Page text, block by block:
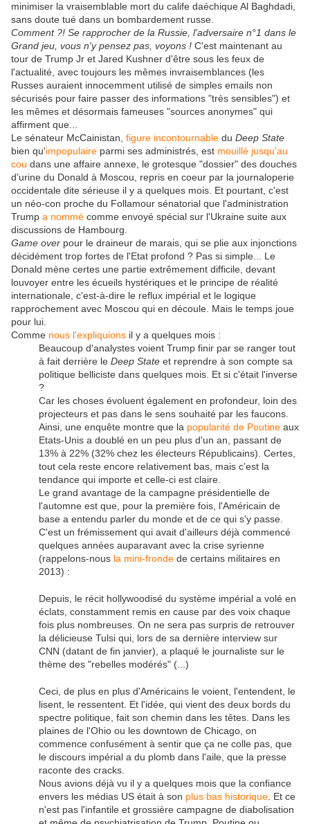
minimiser la vraisemblable mort du calife daéchique Al Baghdadi,
sans doute tué dans un bombardement russe.
Comment ?! Se rapprocher de la Russie, l'adversaire n°1 dans le
Grand jeu, vous n'y pensez pas, voyons ! C'est maintenant au
tour de Trump Jr et Jared Kushner d'être sous les feux de
l'actualité, avec toujours les mêmes invraisemblances (les
Russes auraient innocemment utilisé de simples emails non
sécurisés pour faire passer des informations "très sensibles") et
les mêmes et désormais fameuses "sources anonymes" qui
affirment que...
Le sénateur McCainistan, figure incontournable du Deep State
bien qu'impopulaire parmi ses administrés, est mouillé jusqu'au
cou dans une affaire annexe, le grotesque "dossier" des douches
d'urine du Donald à Moscou, repris en coeur par la journaloperie
occidentale dite sérieuse il y a quelques mois. Et pourtant, c'est
un néo-con proche du Follamour sénatorial que l'administration
Trump a nommé comme envoyé spécial sur l'Ukraine suite aux
discussions de Hambourg.
Game over pour le draineur de marais, qui se plie aux injonctions
décidément trop fortes de l'Etat profond ? Pas si simple... Le
Donald mène certes une partie extrêmement difficile, devant
louvoyer entre les écueils hystériques et le principe de réalité
internationale, c'est-à-dire le reflux impérial et le logique
rapprochement avec Moscou qui en découle. Mais le temps joue
pour lui.
Comme nous l'expliquions il y a quelques mois :
Beaucoup d'analystes voient Trump finir par se ranger tout
à fait derrière le Deep State et reprendre à son compte sa
politique belliciste dans quelques mois. Et si c'était l'inverse
?
Car les choses évoluent également en profondeur, loin des
projecteurs et pas dans le sens souhaité par les faucons.
Ainsi, une enquête montre que la popularité de Poutine aux
Etats-Unis a doublé en un peu plus d'un an, passant de
13% à 22% (32% chez les électeurs Républicains). Certes,
tout cela reste encore relativement bas, mais c'est la
tendance qui importe et celle-ci est claire.
Le grand avantage de la campagne présidentielle de
l'automne est que, pour la première fois, l'Américain de
base a entendu parler du monde et de ce qui s'y passe.
C'est un frémissement qui avait d'ailleurs déjà commencé
quelques années auparavant avec la crise syrienne
(rappelons-nous la mini-fronde de certains militaires en
2013) :
Depuis, le récit hollywoodisé du système impérial a volé en
éclats, constamment remis en cause par des voix chaque
fois plus nombreuses. On ne sera pas surpris de retrouver
la délicieuse Tulsi qui, lors de sa dernière interview sur
CNN (datant de fin janvier), a plaqué le journaliste sur le
thème des "rebelles modérés" (...)
Ceci, de plus en plus d'Américains le voient, l'entendent, le
lisent, le ressentent. Et l'idée, qui vient des deux bords du
spectre politique, fait son chemin dans les têtes. Dans les
plaines de l'Ohio ou les downtown de Chicago, on
commence confusément à sentir que ça ne colle pas, que
le discours impérial a du plomb dans l'aile, que la presse
raconte des cracks.
Nous avions déjà vu il y a quelques mois que la confiance
envers les médias US était à son plus bas historique . Et ce
n'est pas l'infantile et grossière campagne de diabolisation